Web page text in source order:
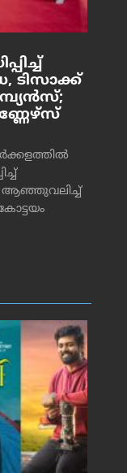
ടിസാക്ക്
ആഞ്ഞുവലിച്ച്